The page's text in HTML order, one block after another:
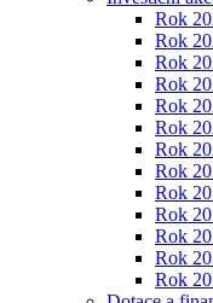
Rok
Rok
Rok
Rok
Rok
Rok
Rok
Rok
Rok
Rok
Rok
Rok
Rok